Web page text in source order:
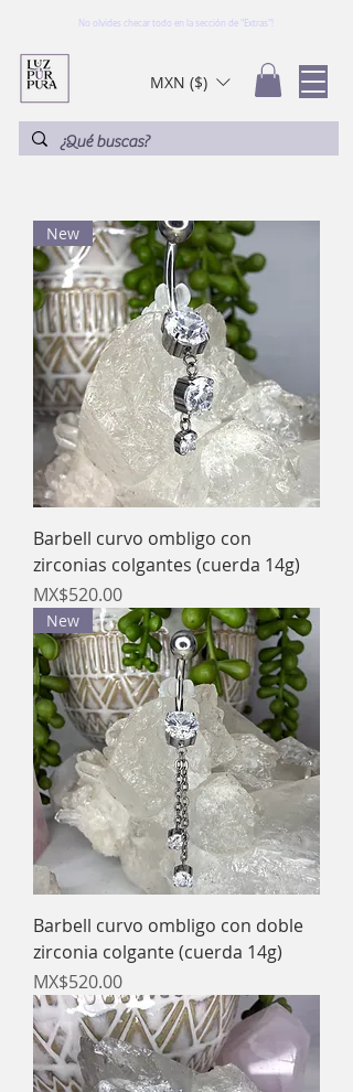
No olvides checar todo en la sección de "Extras"!
MXN ($)
New
Barbell curvo ombligo con
zirconias colgantes (cuerda 14g)
Price
MX$520.00
New
Barbell curvo ombligo con doble
zirconia colgante (cuerda 14g)
Price
MX$520.00